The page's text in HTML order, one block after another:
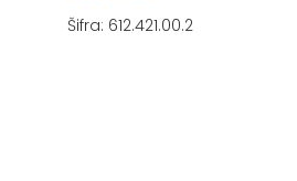
Šifra: 612.421.00.2